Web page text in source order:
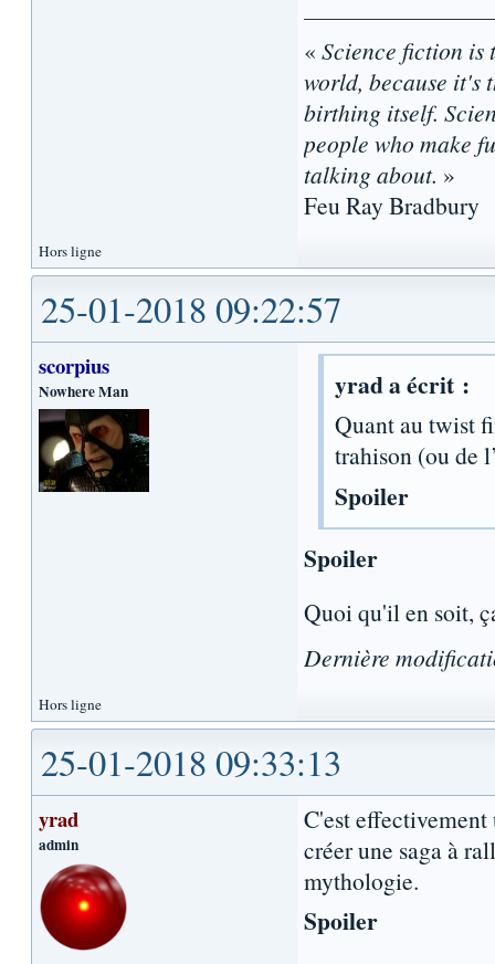
« Science fiction is
world, because it's
birthing itself.
people who make
talking about. »
Feu Ray Bradbury
Hors ligne
25-01-2018 09:22:57
scorpius
Nowhere Man yrad a écrit :
Quant au twist
trahison (ou de
Spoiler
Spoiler
Quoi qu'il en soit,
Dernière
Hors ligne
25-01-2018 09:33:13
yrad
admin
C'est
créer une saga à
mythologie.
Spoiler